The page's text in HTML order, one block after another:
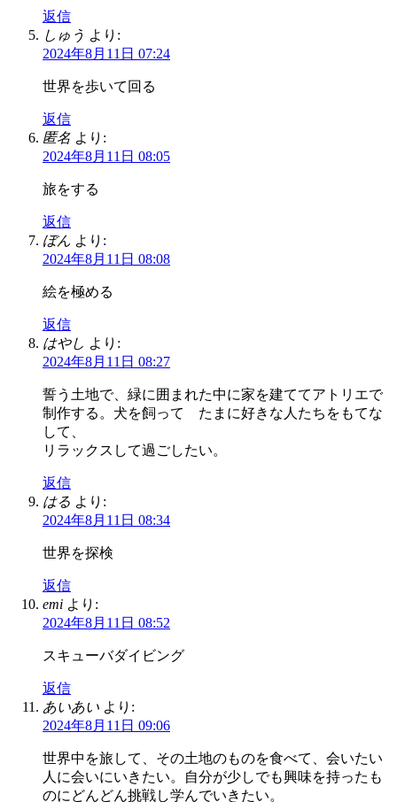
返信
しゅう より:
2024年8月11日 07:24
世界を歩いて回る
返信
匿名 より:
2024年8月11日 08:05
旅をする
返信
ぼん より:
2024年8月11日 08:08
絵を極める
返信
はやし より:
2024年8月11日 08:27
誓う土地で、緑に囲まれた中に家を建ててアトリエで
制作する。犬を飼って たまに好きな人たちをもてな
して、
リラックスして過ごしたい。
返信
はる より:
2024年8月11日 08:34
世界を探検
返信
emi より:
2024年8月11日 08:52
スキューバダイビング
返信
あいあい より:
2024年8月11日 09:06
世界中を旅して、その土地のものを食べて、会いたい
人に会いにいきたい。自分が少しでも興味を持ったも
のにどんどん挑戦し学んでいきたい。